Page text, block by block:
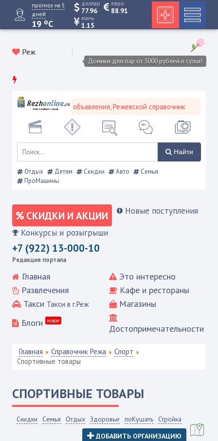
прогноз на 5
дней
19 oC
доллар
77.96
евро
88.91
юань
1.15
Реж
Домики для пар от 3000 рублей в сутки!
предприятий, объявления, Режевской справочник
Найти
Отдых Детям Скидки Авто
Семья
ПроМашины
СКИДКИ И АКЦИИ Новые поступления
Конкурсы и розыгрыши
+7 (922) 13-000-10
Редакция портала
Главная
Это интересно
Развлечения
Кафе и рестораны
Такси Такси в г.Реж
Магазины
Блоги
новое
Достопримечательности
Главная Справочник Режа
Спорт
Спортивные товары
СПОРТИВНЫЕ ТОВАРЫ
Скидки Семья Отдых Здоровье поКушать Стройка
ДОБАВИТЬ ОРГАНИЗАЦИЮ